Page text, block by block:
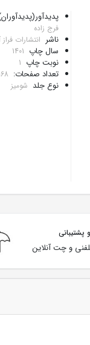
فرج زاده
ناشر انتشارات فراز
سال چاپ 1401
نوبت چاپ 1
تعداد صفحات:
نوع جلد شومیز
پشتیبانی
و چت آنلاین